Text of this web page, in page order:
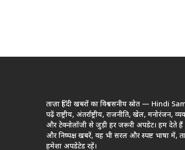
ताज़ा हिंदी खबरों का विश्वसनीय स्रोत — Hindi
पढ़ें राष्ट्रीय, अंतर्राष्ट्रीय, राजनीति, खेल, मनोरंजन,
और टेक्नोलॉजी से जुड़ी हर जरूरी अपडेट। हम देते
और निष्पक्ष खबरें, वह भी सरल और स्पष्ट भाषा में,
हमेशा अपडेटेड रहें।